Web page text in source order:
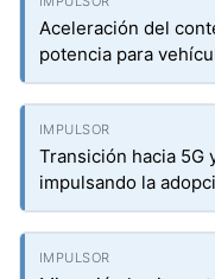
Aceleración del
potencia para
Transición hacia 5G
impulsando la